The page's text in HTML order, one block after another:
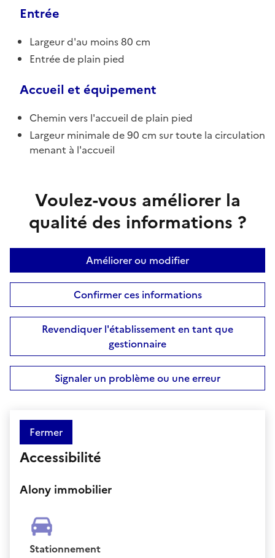
Entrée
Largeur d'au moins 80 cm
Entrée de plain pied
Accueil et équipement
Chemin vers l'accueil de plain pied
Largeur minimale de 90 cm sur toute la circulation
menant à l'accueil
Voulez-vous améliorer la
qualité des informations ?
Améliorer ou modifier
Confirmer ces informations
Revendiquer l'établissement en tant que
gestionnaire
Signaler un problème ou une erreur
Fermer
Accessibilité
Alony immobilier
Stationnement